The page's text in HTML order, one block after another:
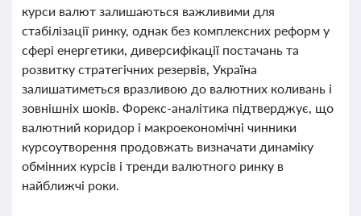
курси валют залишаються важливими для
стабілізації ринку, однак без комплексних реформ у
сфері енергетики, диверсифікації постачань та
розвитку стратегічних резервів, Україна
залишатиметься вразливою до валютних коливань і
зовнішніх шоків. Форекс-аналітика підтверджує, що
валютний коридор і макроекономічні чинники
курсоутворення продовжать визначати динаміку
обмінних курсів і тренди валютного ринку в
найближчі роки.